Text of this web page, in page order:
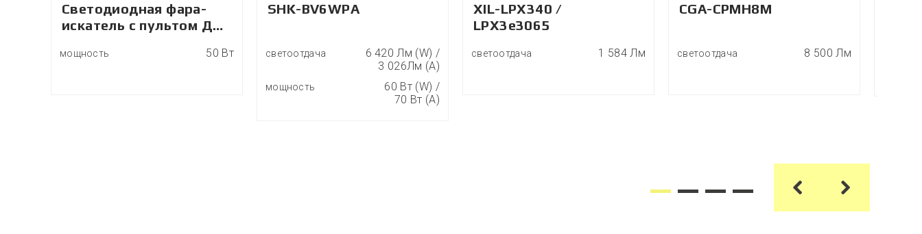
Светодиодная фара-
искатель с пультом ДУ
мощность 50 Вт
SHK-BV6WPA
светоотдача
6 420 Лм (W) /
3 026Лм (A)
мощность
60 Вт (W) /
70 Вт (A)
XIL-LPX340 /
LPX3e3065
светоотдача 1 584 Лм
CGA-CPMH8M
светоотдача 8 500 Лм